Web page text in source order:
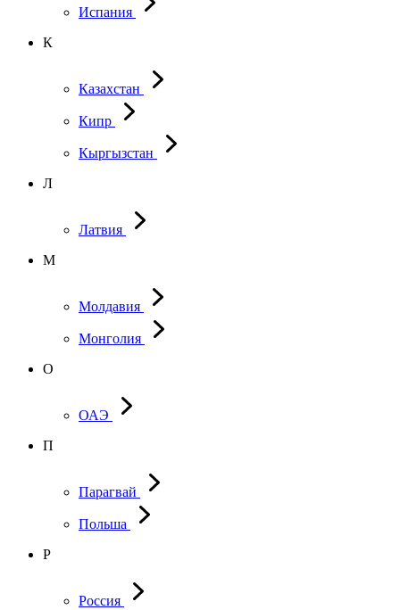
Испания
К
Казахстан
Кипр
Кыргызстан
Л
Латвия
М
Молдавия
Монголия
О
ОАЭ
П
Парагвай
Польша
Р
Россия